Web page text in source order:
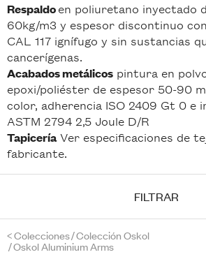
Respaldoen poliuretano inyectado
60kg/m3 y espesor discontinuo
CAL 117 ignífugo y sin sustancias
cancerígenas.
Acabados metálicos pintura en
epoxi/poliéster de espesor 50-90
color, adherencia ISO 2409 Gt 0 e
ASTM 2794 2,5 Joule D/R
TapiceríaVer especificaciones de
fabricante.
FILTRAR
<Colecciones/Colección Oskol
/Oskol Aluminium Arms